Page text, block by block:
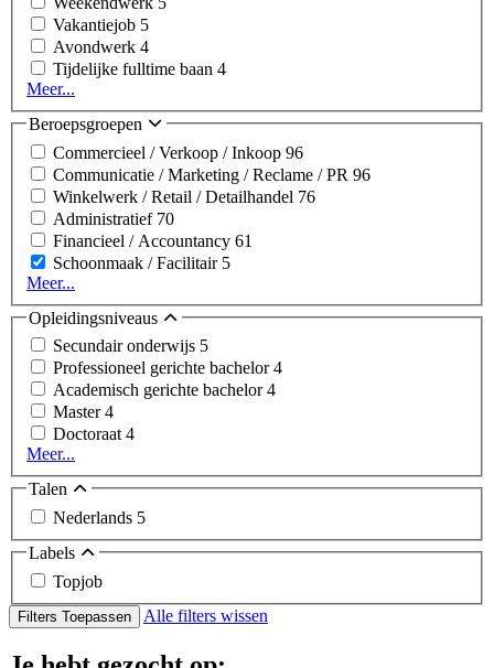
Vakantiejob 5
Avondwerk 4
Tijdelijke fulltime baan 4
Meer...
Beroepsgroepen
Commercieel / Verkoop / Inkoop 96
Communicatie / Marketing / Reclame / PR 96
Winkelwerk / Retail / Detailhandel 76
Administratief 70
Financieel / Accountancy 61
Schoonmaak / Facilitair 5
Meer...
Opleidingsniveaus
Secundair onderwijs 5
Professioneel gerichte bachelor4
Academisch gerichte bachelor4
Master4
Doctoraat4
Meer...
Talen
Nederlands 5
Labels
Topjob
Filters Toepassen Alle filters wissen